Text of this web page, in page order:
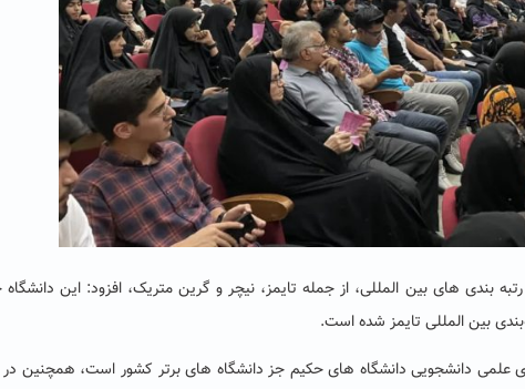
بین المللی تایمز شده‌ است.
دانشجویی دانشگاه های حکیم جز دانشگاه های برتر کشور است، همچنین